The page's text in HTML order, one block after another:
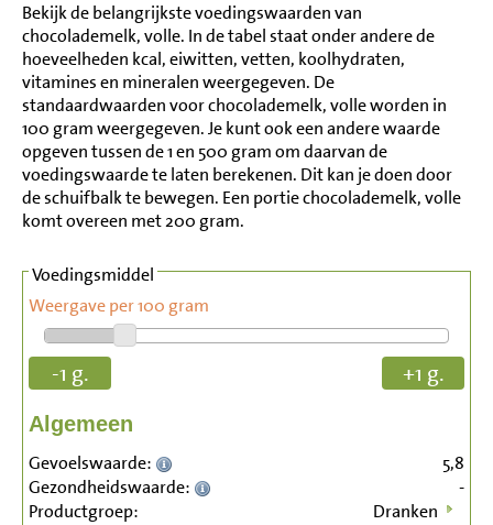
Bekijk de belangrijkste voedingswaarden van
chocolademelk, volle. In de tabel staat onder andere de
hoeveelheden kcal, eiwitten, vetten, koolhydraten,
vitamines en mineralen weergegeven. De
standaardwaarden voor chocolademelk, volle worden in
100 gram weergegeven. Je kunt ook een andere waarde
opgeven tussen de 1 en 500 gram om daarvan de
voedingswaarde te laten berekenen. Dit kan je doen door
de schuifbalk te bewegen. Een portie chocolademelk, volle
komt overeen met 200 gram.
Voedingsmiddel
Weergave per 100 gram
-1 g. +1 g.
Algemeen
Gevoelswaarde:
5,8
Gezondheidswaarde:
-
Productgroep:
Dranken